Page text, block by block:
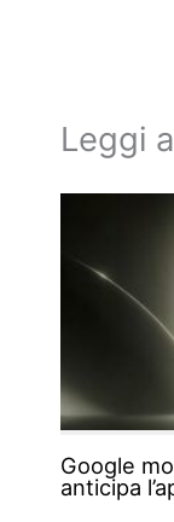
Leggi
Google
anticipa